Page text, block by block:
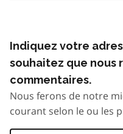
Indiquez votre
souhaitez que nous
commentaires.
Nous ferons de notre
courant selon le ou les